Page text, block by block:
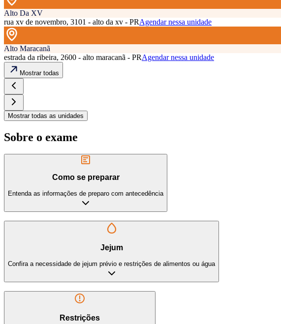
Alto Da XV
rua xv de novembro, 3101 - alto da xv - PRAgendar nessa unidade
Alto Maracanã
estrada da ribeira, 2600 - alto maracanã - PRAgendar nessa unidade
Mostrar todas
Mostrar todas as unidades
Sobre o exame
Como se preparar
Entenda as informações de preparo com antecedência
Jejum
Confira a necessidade de jejum prévio e restrições de alimentos ou água
Restrições